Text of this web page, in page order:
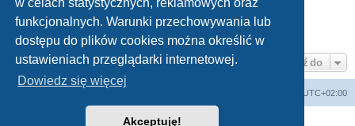
w celach statystycznych, reklamowych oraz
funkcjonalnych. Warunki przechowywania lub
dostępu do plików cookies można określić w
ustawieniach przeglądarki internetowej.
Dowiedz się więcej
Akceptuję!
Znaleziono 70 wyników 2
Przejdź do
UTC+02:00
Technologię dostarczaphpBB® Forum Software © phpBB Limited